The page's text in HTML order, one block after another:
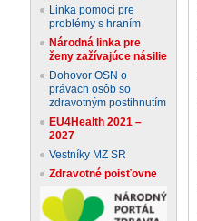
Linka pomoci pre
problémy s hraním
Národná linka pre
ženy zažívajúce násilie
Dohovor OSN o
právach osôb so
zdravotným postihnutím
EU4Health 2021 –
2027
Vestníky MZ SR
Zdravotné poisťovne